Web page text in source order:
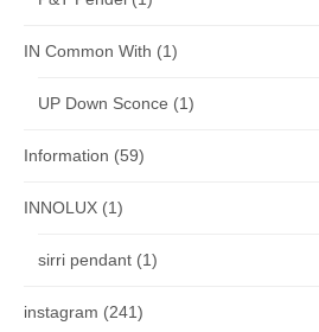
IN Common With (1)
UP Down Sconce (1)
Information (59)
INNOLUX (1)
sirri pendant (1)
instagram (241)